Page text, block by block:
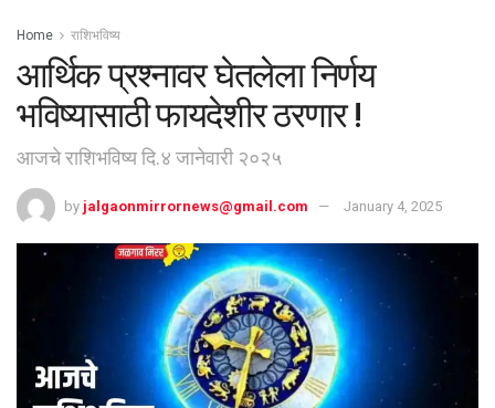
Home राशिभविष्य
आर्थिक प्रश्‍नावर घेतलेला निर्णय
भविष्यासाठी फायदेशीर ठरणार !
आजचे राशिभविष्य दि.४ जानेवारी २०२५
by jalgaonmirrornews@gmail.com January 4, 2025